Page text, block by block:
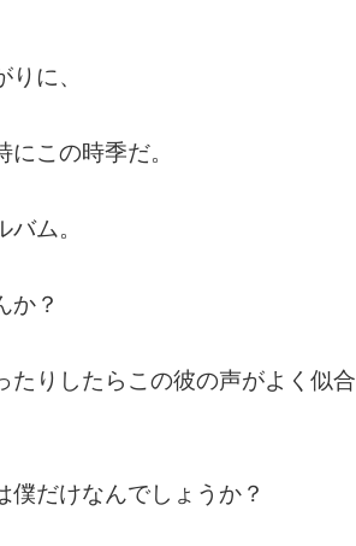
に、
この時季だ。
ム。
か？
りしたらこの彼の声がよく似合
だけなんでしょうか？